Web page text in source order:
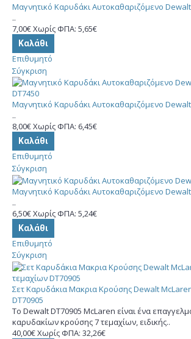
Μαγνητικό Καρυδάκι Αυτοκαθαριζόμενο
..
7,00€Χωρίς ΦΠΑ: 5,65€
Καλάθι
Επιθυμητό
Σύγκριση
Μαγνητικό Καρυδάκι Αυτοκαθαριζόμενο
..
8,00€Χωρίς ΦΠΑ: 6,45€
Καλάθι
Επιθυμητό
Σύγκριση
Μαγνητικό Καρυδάκι Αυτοκαθαριζόμενο
..
6,50€Χωρίς ΦΠΑ: 5,24€
Καλάθι
Επιθυμητό
Σύγκριση
Σετ Καρυδάκια Μακρια Κρούσης Dewalt
DT70905
Το Dewalt DT70905 McLaren είναι ένα
καρυδακίων κρούσης 7 τεμαχίων, ειδικής..
40,00€Χωρίς ΦΠΑ: 32,26€